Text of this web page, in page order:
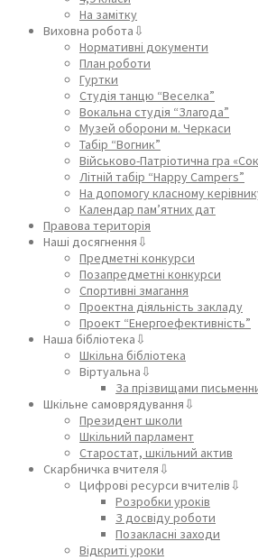
На замітку
Виховна робота⇩
Нормативні документи
План роботи
Гуртки
Студія танцю “Веселка”
Вокальна студія “Злагода”
Музей оборони м. Черкаси
Табір “Вогник”
Військово-Патріотична гра
Літній табір “Happy Campers”
На допомогу класному
Календар пам’ятних дат
Правова територія
Наші досягнення⇩
Предметні конкурси
Позапредметні конкурси
Спортивні змагання
Проектна діяльність закладу
Проект “Енергоефективність”
Наша бібліотека⇩
Шкільна бібліотека
Віртуальна⇩
За прізвищами
Шкільне самоврядування⇩
Президент школи
Шкільний парламент
Старостат, шкільний актив
Скарбничка вчителя⇩
Цифрові ресурси вчителів⇩
Розробки уроків
З досвіду роботи
Позакласні заходи
Відкриті уроки